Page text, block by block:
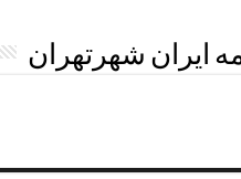
ایران شهرتهران